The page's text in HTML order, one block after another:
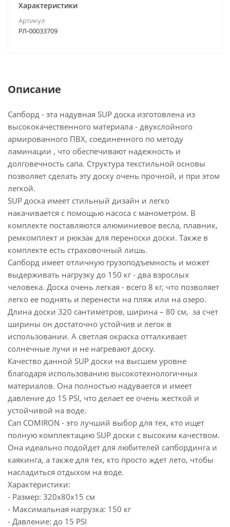
Характеристики
Артикул
РЛ-00033709
Описание
Сапборд - эта надувная SUP доска изготовлена из
высококачественного материала - двухслойного
армированного ПВХ, соединенного по методу
ламинации , что обеспечивают надежность и
долговечность сапа. Структура текстильной основы
позволяет сделать эту доску очень прочной, и при этом
легкой.
SUP доска имеет стильный дизайн и легко
накачивается с помощью насоса с манометром. В
комплекте поставляются алюминиевое весла, плавник,
ремкомплект и рюкзак для переноски доски. Также в
комплекте есть страховочный лишь.
Сапборд имеет отличную грузоподъемность и может
выдерживать нагрузку до 150 кг - два взрослых
человека. Доска очень легкая - всего 8 кг, что позволяет
легко ее поднять и перенести на пляж или на озеро.
Длина доски 320 сантиметров, ширина – 80 см, за счет
ширины он достаточно устойчив и легок в
использовании. А светлая окраска отталкивает
солнечные лучи и не нагревают доску.
Качество данной SUP доски на высшем уровне
благодаря использованию высокотехнологичных
материалов. Она полностью надувается и имеет
давление до 15 PSI, что делает ее очень жесткой и
устойчивой на воде.
Сап COMIRON - это лучший выбор для тех, кто ищет
полную комплектацию SUP доски с высоким качеством.
Она идеально подойдет для любителей сапбординга и
каякинга, а также для тех, кто просто ждет лето, чтобы
насладиться отдыхом на воде.
Характеристики:
- Размер: 320х80х15 см
- Максимальная нагрузка: 150 кг
- Давление: до 15 PSI